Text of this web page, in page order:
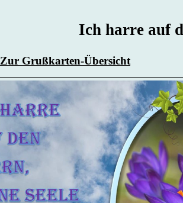
Ich harre auf
Zur Grußkarten-Übersicht